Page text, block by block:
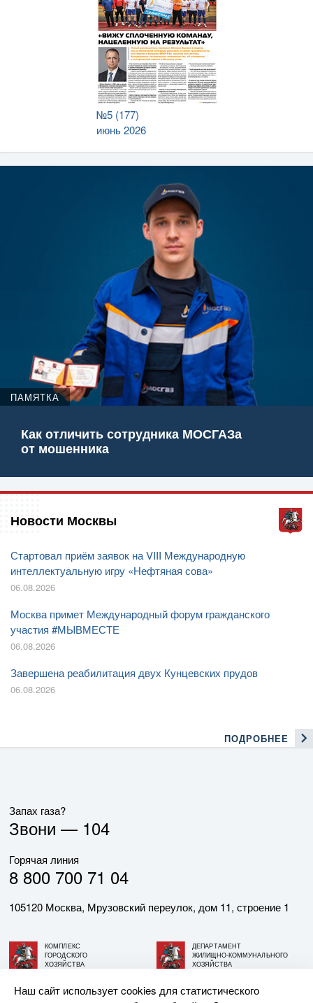
№5 (177)
июнь 2026
ПАМЯТКА
Как отличить сотрудника МОСГАЗа
от мошенника
Новости Москвы
Стартовал приём заявок на VIII Международную
интеллектуальную игру «Нефтяная сова»
06.08.2026
Москва примет Международный форум гражданского
участия #МЫВМЕСТЕ
06.08.2026
Завершена реабилитация двух Кунцевских прудов
06.08.2026
ПОДРОБНЕЕ
Запах газа?
Звони — 104
Горячая линия
8 800 700 71 04
105120 Москва, Мрузовский переулок, дом 11, строение 1
КОМПЛЕКС
ГОРОДСКОГО
ХОЗЯЙСТВА
ДЕПАРТАМЕНТ
ЖИЛИЩНО-КОММУНАЛЬНОГО
ХОЗЯЙСТВА
Наш сайт использует cookies для статистического